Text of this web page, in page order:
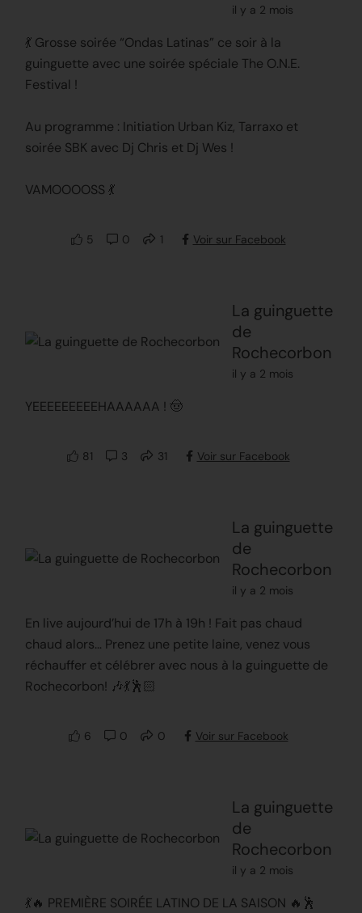
il y a 2 mois
💃 Grosse soirée “Ondas Latinas” ce soir à la
guinguette avec une soirée spéciale The O.N.E.
Festival !
Au programme : Initiation Urban Kiz, Tarraxo et
soirée SBK avec Dj Chris et Dj Wes !
VAMOOOOSS 💃
5 0 1 Voir sur Facebook
La guinguette
de
Rochecorbon
il y a 2 mois
YEEEEEEEEEHAAAAAA ! 🤠
81 3 31 Voir sur Facebook
La guinguette
de
Rochecorbon
il y a 2 mois
En live aujourd’hui de 17h à 19h ! Fait pas chaud
chaud alors… Prenez une petite laine, venez vous
réchauffer et célébrer avec nous à la guinguette de
Rochecorbon! 🎶💃🕺🏻
6 0 0 Voir sur Facebook
La guinguette
de
Rochecorbon
il y a 2 mois
💃🔥 PREMIÈRE SOIRÉE LATINO DE LA SAISON 🔥🕺